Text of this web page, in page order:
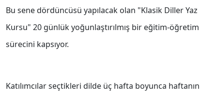
Bu sene dördüncüsü yapılacak olan "Klasik Diller Yaz
Kursu" 20 günlük yoğunlaştırılmış bir eğitim-öğretim
sürecini kapsıyor.
Katılımcılar seçtikleri dilde üç hafta boyunca haftanın